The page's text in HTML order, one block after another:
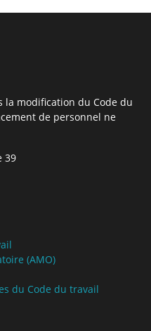
la modification du Code du
de personnel ne
39
(AMO)
du Code du travail